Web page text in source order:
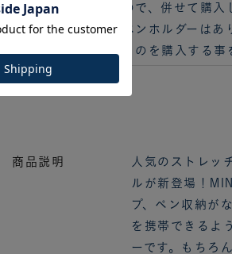
手帳本体を購入したので、併せて購入
もともと手帳本体にペンホルダーはあ
い方は是非同じ柄のものを購入する事
商品説明
人気のストレッ
ルが新登場！
プ、ペン収納が
を携帯できるよ
ーです。もちろ